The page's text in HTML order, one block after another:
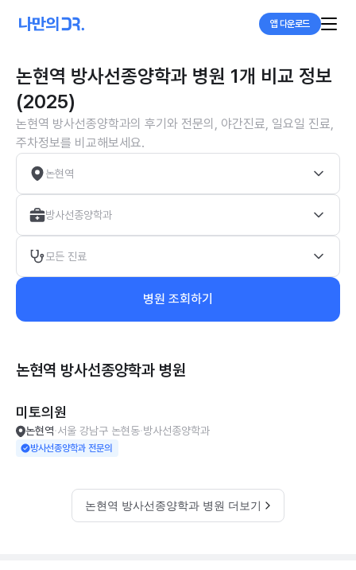
앱 다운로드
논현역 방사선종양학과 병원 1개 비교 정보
(2025)
논현역 방사선종양학과의 후기와 전문의, 야간진료, 일요일 진료,
주차정보를 비교해보세요.
논현역
방사선종양학과
모든 진료
병원 조회하기
논현역 방사선종양학과 병원
미토의원
논현역 서울 강남구 논현동 방사선종양학과
방사선종양학과 전문의
논현역 방사선종양학과 병원 더보기